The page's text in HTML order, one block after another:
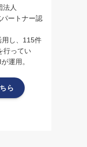
法人
ートナー認
用し、115件
行ってい
運用。
ら